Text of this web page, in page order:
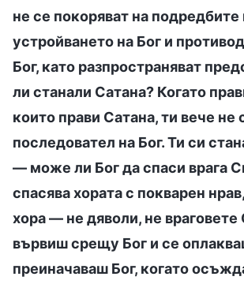
не се покоряват на подредбите
устройването на Бог и
Бог, като разпространяват
ли станали Сатана? Когато
които прави Сатана, ти вече не
последовател на Бог. Ти си
— може ли Бог да спаси врага
спасява хората с покварен
хора — не дяволи, не враговете
вървиш срещу Бог и се
преиначаваш Бог, когато